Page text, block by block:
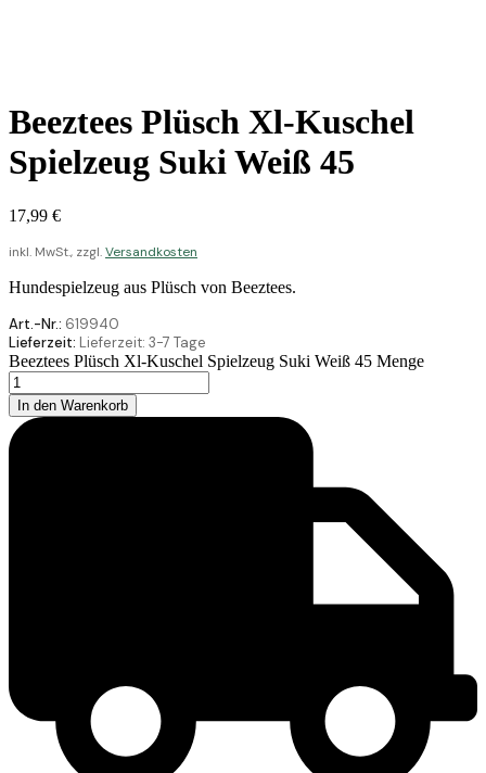
Beeztees Plüsch Xl-Kuschel
Spielzeug Suki Weiß 45
17,99 €
inkl. MwSt., zzgl.Versandkosten
Hundespielzeug aus Plüsch von Beeztees.
Art.-Nr.: 619940
Lieferzeit: Lieferzeit: 3-7 Tage
Beeztees Plüsch Xl-Kuschel Spielzeug Suki Weiß 45 Menge
In den Warenkorb